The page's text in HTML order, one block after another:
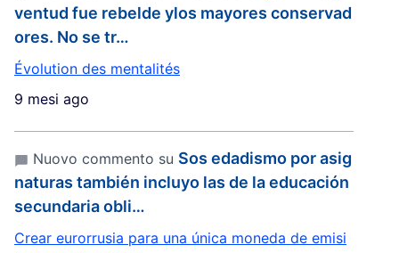
9 mesi ago
ventud fue rebelde ylos mayores conservad
ores. No se tr…
Évolution des mentalités
Nuovo commento su Sos edadismo por asig
naturas también incluyo las de la educación
secundaria obli…
Crear eurorrusia para una única moneda de emisi